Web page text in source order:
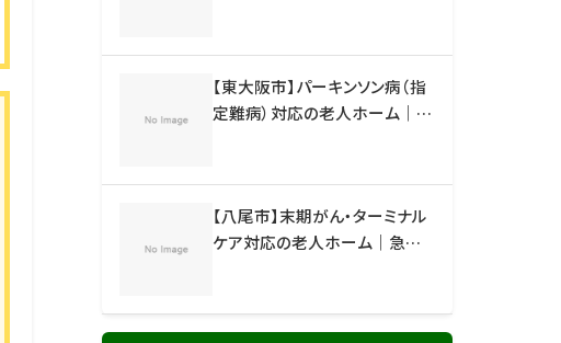
【東大阪市】パーキンソン病（指
定難病）対応の老人ホーム｜リ
【八尾市】末期がん・ターミナル
ケア対応の老人ホーム｜急な